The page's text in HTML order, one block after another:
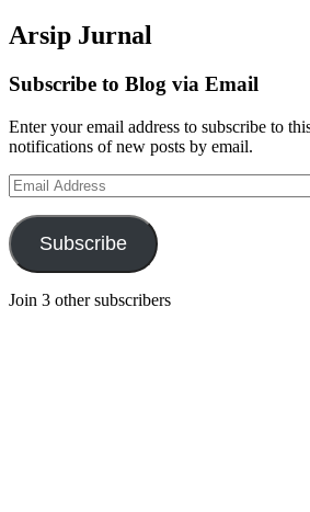
Arsip Jurnal
Subscribe to Blog via Email
Enter your email address to subscribe to
notifications of new posts by email.
Email
Address
Subscribe
Join 3 other subscribers